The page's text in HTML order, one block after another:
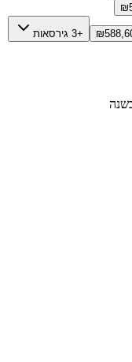
₪
₪ +3 גירסאות